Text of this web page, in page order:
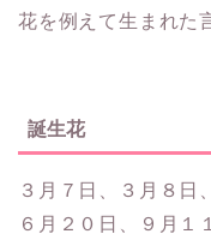
花を例えて生まれた
誕生花
３月７日、３月８日
６月２０日、９月１